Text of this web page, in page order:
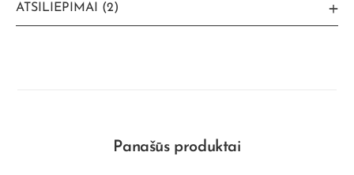
ATSILIEPIMAI (2)
Panašūs produktai